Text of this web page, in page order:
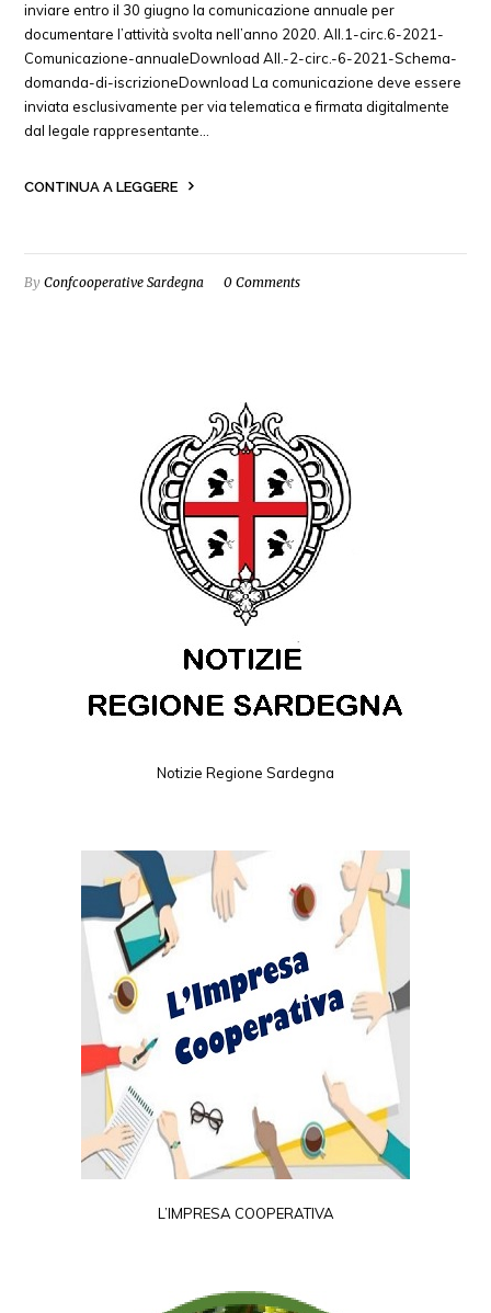
inviare entro il 30 giugno la comunicazione annuale per
documentare l’attività svolta nell’anno 2020. All.1-circ.6-2021-
Comunicazione-annualeDownload All.-2-circ.-6-2021-Schema-
domanda-di-iscrizioneDownload La comunicazione deve essere
inviata esclusivamente per via telematica e firmata digitalmente
dal legale rappresentante…
CONTINUA A LEGGERE
ByConfcooperative Sardegna 0 Comments
Notizie Regione Sardegna
L’IMPRESA COOPERATIVA